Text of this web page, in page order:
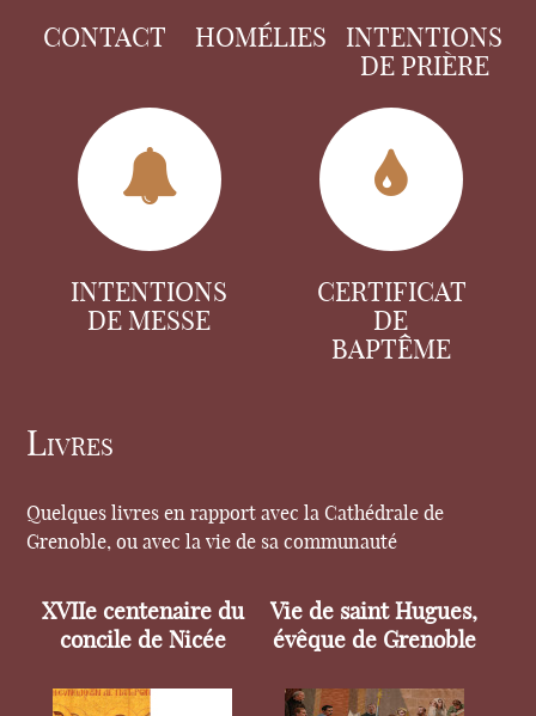
CONTACT HOMÉLIES
INTENTIONS
DE PRIÈRE
INTENTIONS
DE MESSE
CERTIFICAT
DE
BAPTÊME
Livres
Quelques livres en rapport avec la Cathédrale de
Grenoble, ou avec la vie de sa communauté
XVIIe centenaire du
concile de Nicée
Vie de saint Hugues,
évêque de Grenoble